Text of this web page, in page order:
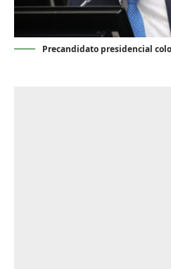
Precandidato presidencial